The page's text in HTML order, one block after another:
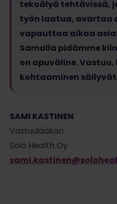
tekoälyä tehtävissä,
työn laatua, avartaa
vapauttaa aikaa
Samalla pidämme
on apuväline.
kohtaaminen
SAMI KASTINEN
Vastuulääkäri
Solo Health Oy